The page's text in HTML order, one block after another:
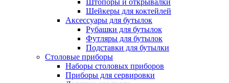
Штопоры и открывалки
Шейкеры для коктейлей
Аксессуары для бутылок
Рубашки для бутылок
Футляры для бутылок
Подставки для бутылки
Столовые приборы
Наборы столовых приборов
Приборы для сервировки